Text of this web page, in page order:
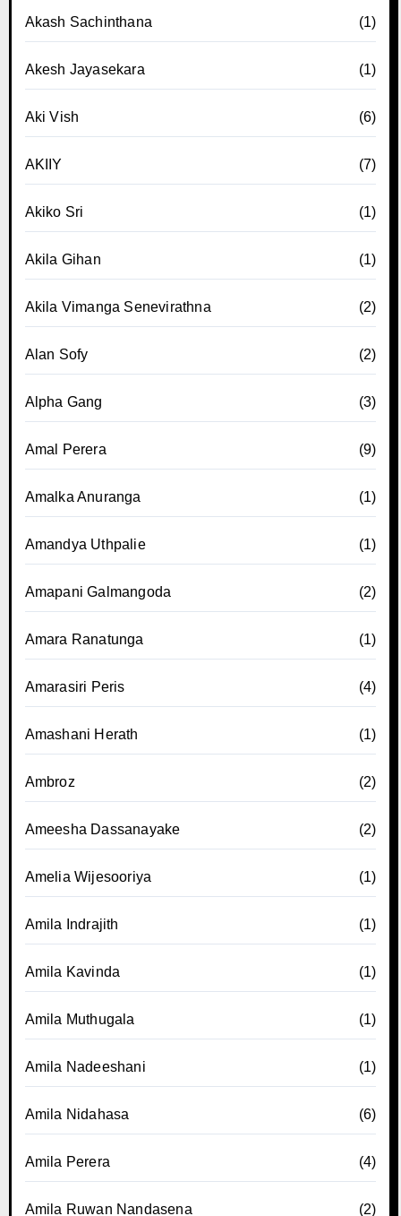
Akash Sachinthana (1)
Akesh Jayasekara (1)
Aki Vish (6)
AKIIY (7)
Akiko Sri (1)
Akila Gihan (1)
Akila Vimanga Senevirathna (2)
Alan Sofy (2)
Alpha Gang (3)
Amal Perera (9)
Amalka Anuranga (1)
Amandya Uthpalie (1)
Amapani Galmangoda (2)
Amara Ranatunga (1)
Amarasiri Peris (4)
Amashani Herath (1)
Ambroz (2)
Ameesha Dassanayake (2)
Amelia Wijesooriya (1)
Amila Indrajith (1)
Amila Kavinda (1)
Amila Muthugala (1)
Amila Nadeeshani (1)
Amila Nidahasa (6)
Amila Perera (4)
Amila Ruwan Nandasena (2)